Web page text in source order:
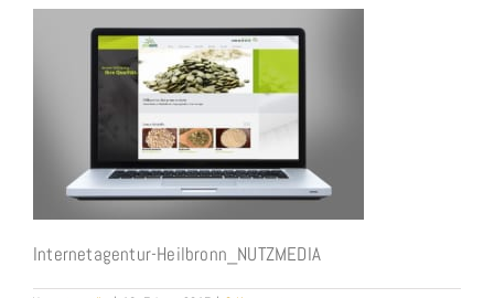
Internetagentur-Heilbronn_NUTZMEDIA